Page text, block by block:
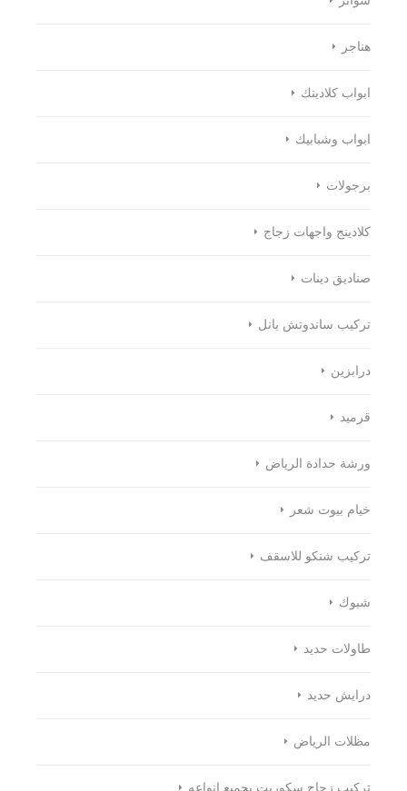
هناجر
ابواب كلادينك
ابواب وشبابيك
برجولات
كلادينج واجهات زجاج
صناديق دينات
تركيب ساندوتش بانل
درابزين
قرميد
ورشة حدادة الرياض
خيام بيوت شعر
تركيب شنكو للاسقف
شبوك
طاولات حديد
درايش حديد
مظلات الرياض
تركيب زجاج سكوريت بجميع انواعه